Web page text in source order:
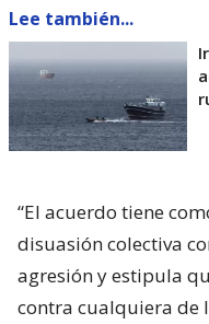
Lee también...
“El acuerdo tiene
disuasión colectiva
agresión y estipula
contra cualquiera de